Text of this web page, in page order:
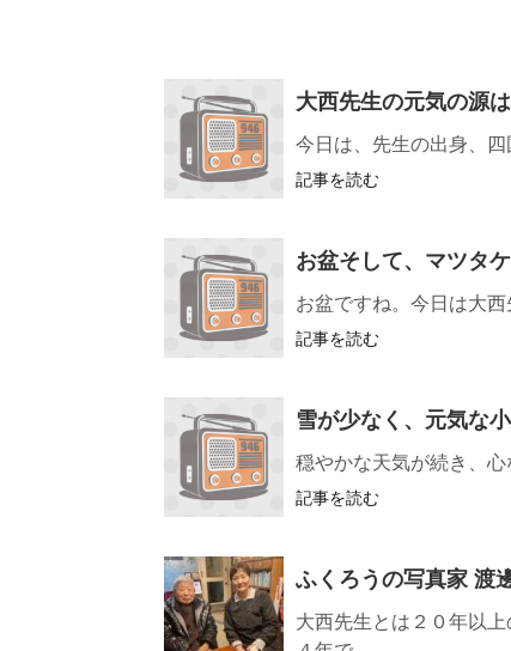
大西先生の元気の源
今日は、先生の出身、四
記事を読む
お盆そして、マツタ
お盆ですね。今日は大
記事を読む
雪が少なく、元気な
穏やかな天気が続き、
記事を読む
ふくろうの写真家 渡
大西先生とは２０年以